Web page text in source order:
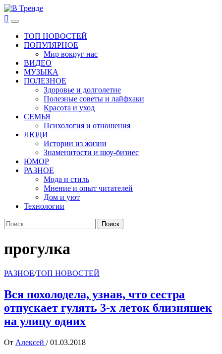
Перейти
к
содержимому
В Тренде
Самые свежие новости интернета
Основное
менюТОП НОВОСТЕЙ
ПОПУЛЯРНОЕ
Мир вокруг нас
ВИДЕО
МУЗЫКА
ПОЛЕЗНОЕ
Здоровье и долголетие
Полезные советы и лайфхаки
Красота и уход
СЕМЬЯ
Психология и отношения
ЛЮДИ
Истории из жизни
Знаменитости и шоу-бизнес
ЮМОР
РАЗНОЕ
Мода и стиль
Мнение и опыт читателей
Дом и уют
Технологии
Найти:
прогулка
РАЗНОЕ/ТОП НОВОСТЕЙ
Вся похолодела, узнав, что сестра
отпускает гулять 3-х леток близняшек
на улицу одних
От Алексей / 01.03.2018